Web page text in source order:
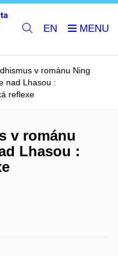
EN
v románu Ning
nad Lhasou :
reflexe
v románu
Lhasou :